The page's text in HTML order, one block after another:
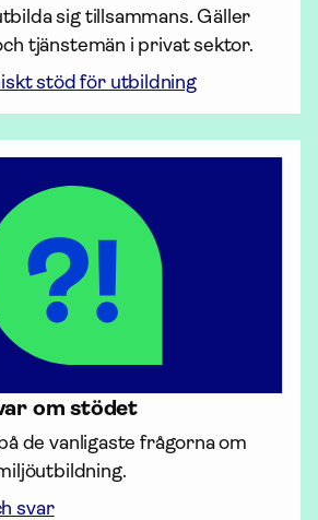
sig tillsammans. Gäller
stöd för utbildning
om stödet
de vanligaste frågorna om
svar